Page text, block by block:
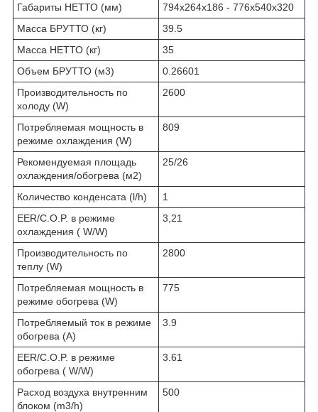
Габариты НЕТТО (мм)
794х264х186 - 776х540х320
Масса БРУТТО (кг)
39.5
Масса НЕТТО (кг)
35
Объем БРУТТО (м3)
0.26601
Производительность по
холоду (W)
2600
Потребляемая мощность в
режиме охлаждения (W)
809
Рекомендуемая площадь
охлаждения/обогрева (м2)
25/26
Количество конденсата (l/h)
1
EER/C.O.P. в режиме
охлаждения ( W/W)
3,21
Производительность по
теплу (W)
2800
Потребляемая мощность в
режиме обогрева (W)
775
Потребляемый ток в режиме
обогрева (A)
3.9
EER/C.O.P. в режиме
обогрева ( W/W)
3.61
Расход воздуха внутренним
блоком (m3/h)
500